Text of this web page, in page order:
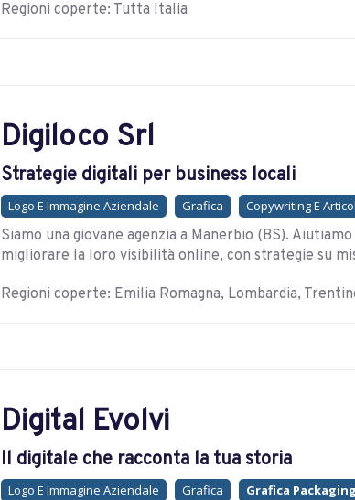
Regioni coperte: Tutta Italia
Digiloco Srl
Strategie digitali per business locali
Logo E Immagine Aziendale Grafica Copywriting E
Siamo una giovane agenzia a Manerbio (BS).
migliorare la loro visibilità online, con strategie su
Regioni coperte: Emilia Romagna, Lombardia,
Digital Evolvi
Il digitale che racconta la tua storia
Logo E Immagine Aziendale Grafica Grafica Packaging